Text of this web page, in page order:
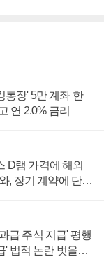
통장' 5만 계좌 한
연 2.0% 금리
D램 가격에 해외
, 장기 계약에 단점
급 주식 지급' 평행
' 법적 논란 벗을지